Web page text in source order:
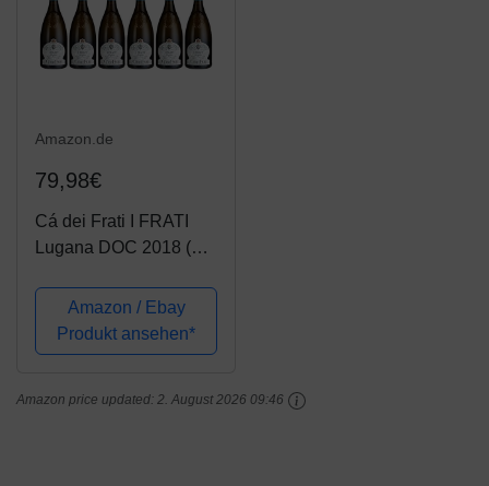
Amazon.de
79,98€
Cá dei Frati I FRATI
Lugana DOC 2018 (6 x
Amazon / Ebay
Produkt ansehen*
Amazon price updated: 2. August 2026 09:46